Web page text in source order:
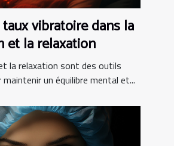
vibratoire dans la
et la relaxation
la relaxation sont des outils
un équilibre mental et...